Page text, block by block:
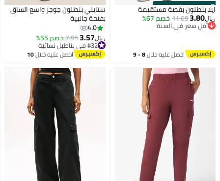
00m:00s
·باقي 100%
ايلا بنطلون بقصة مستقيمة
ريال3.80
11.69خصم 67%
أقل سعر في السنة
أقل سعر في السنة
احصل عليه خلال 8 - 9
ستايلي بنطلون جوجر واسع الساق
بفتحة جانبية
4.0
8
ريال3.57
7.95خصم 55%
#32 في بناطيل نسائية
#32 في بناطيل نسائية احصل عليه خلال10